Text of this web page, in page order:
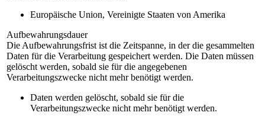
Europäische Union, Vereinigte Staaten von Amerika
Aufbewahrungsdauer
Die Aufbewahrungsfrist ist die Zeitspanne, in der die gesammelten
Daten für die Verarbeitung gespeichert werden. Die Daten müssen
gelöscht werden, sobald sie für die angegebenen
Verarbeitungszwecke nicht mehr benötigt werden.
Daten werden gelöscht, sobald sie für die
Verarbeitungszwecke nicht mehr benötigt werden.